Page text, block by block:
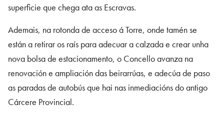
superficie que chega ata as Escravas.
Ademais, na rotonda de acceso á Torre, onde tamén se
están a retirar os raís para adecuar a calzada e crear unha
nova bolsa de estacionamento, o Concello avanza na
renovación e ampliación das beirarrúas, e adecúa de paso
as paradas de autobús que hai nas inmediacións do antigo
Cárcere Provincial.